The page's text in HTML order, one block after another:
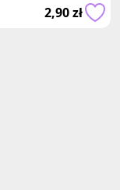
2,90 zł